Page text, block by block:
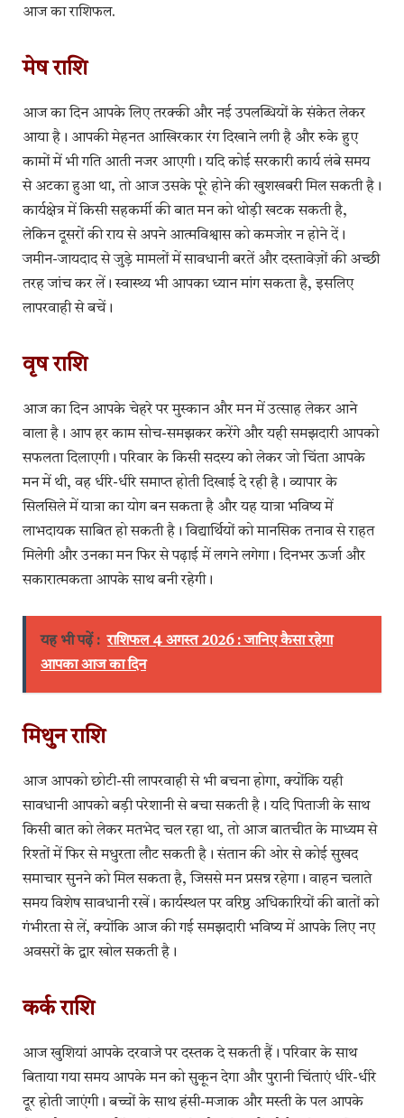
आज का राशिफल.
मेष राशि
आज का दिन आपके लिए तरक्की और नई उपलब्धियों के संकेत लेकर
आया है। आपकी मेहनत आखिरकार रंग दिखाने लगी है और रुके हुए
कामों में भी गति आती नजर आएगी। यदि कोई सरकारी कार्य लंबे समय
से अटका हुआ था, तो आज उसके पूरे होने की खुशखबरी मिल सकती है।
कार्यक्षेत्र में किसी सहकर्मी की बात मन को थोड़ी खटक सकती है,
लेकिन दूसरों की राय से अपने आत्मविश्वास को कमजोर न होने दें।
जमीन-जायदाद से जुड़े मामलों में सावधानी बरतें और दस्तावेज़ों की अच्छी
तरह जांच कर लें। स्वास्थ्य भी आपका ध्यान मांग सकता है, इसलिए
लापरवाही से बचें।
वृष राशि
आज का दिन आपके चेहरे पर मुस्कान और मन में उत्साह लेकर आने
वाला है। आप हर काम सोच-समझकर करेंगे और यही समझदारी आपको
सफलता दिलाएगी। परिवार के किसी सदस्य को लेकर जो चिंता आपके
मन में थी, वह धीरे-धीरे समाप्त होती दिखाई दे रही है। व्यापार के
सिलसिले में यात्रा का योग बन सकता है और यह यात्रा भविष्य में
लाभदायक साबित हो सकती है। विद्यार्थियों को मानसिक तनाव से राहत
मिलेगी और उनका मन फिर से पढ़ाई में लगने लगेगा। दिनभर ऊर्जा और
सकारात्मकता आपके साथ बनी रहेगी।
यह भी पढ़ें : राशिफल 4 अगस्त 2026 : जानिए कैसा रहेगा
आपका आज का दिन
मिथुन राशि
आज आपको छोटी-सी लापरवाही से भी बचना होगा, क्योंकि यही
सावधानी आपको बड़ी परेशानी से बचा सकती है। यदि पिताजी के साथ
किसी बात को लेकर मतभेद चल रहा था, तो आज बातचीत के माध्यम से
रिश्तों में फिर से मधुरता लौट सकती है। संतान की ओर से कोई सुखद
समाचार सुनने को मिल सकता है, जिससे मन प्रसन्न रहेगा। वाहन चलाते
समय विशेष सावधानी रखें। कार्यस्थल पर वरिष्ठ अधिकारियों की बातों को
गंभीरता से लें, क्योंकि आज की गई समझदारी भविष्य में आपके लिए नए
अवसरों के द्वार खोल सकती है।
कर्क राशि
आज खुशियां आपके दरवाजे पर दस्तक दे सकती हैं। परिवार के साथ
बिताया गया समय आपके मन को सुकून देगा और पुरानी चिंताएं धीरे-धीरे
दूर होती जाएंगी। बच्चों के साथ हंसी-मजाक और मस्ती के पल आपके